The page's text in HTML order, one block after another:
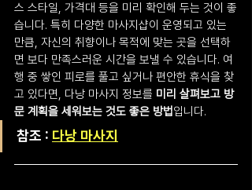
스 스타일, 가격대 등을 미리 확인해 두는 것이 좋
습니다. 특히 다양한 마사지샵이 운영되고 있는
만큼, 자신의 취향이나 목적에 맞는 곳을 선택하
면 보다 만족스러운 시간을 보낼 수 있습니다. 여
행 중 쌓인 피로를 풀고 싶거나 편안한 휴식을 찾
고 있다면, 다낭 마사지 정보를 미리 살펴보고 방
문 계획을 세워보는 것도 좋은 방법입니다.
참조 : 다낭 마사지